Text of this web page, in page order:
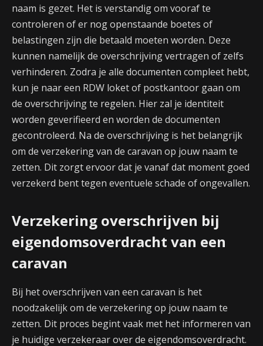
naam is gezet. Het is verstandig om vooraf te
controleren of er nog openstaande boetes of
belastingen zijn die betaald moeten worden. Deze
kunnen namelijk de overschrijving vertragen of zelfs
verhinderen. Zodra je alle documenten compleet hebt,
kun je naar een RDW loket of postkantoor gaan om
de overschrijving te regelen. Hier zal je identiteit
worden geverifieerd en worden de documenten
gecontroleerd. Na de overschrijving is het belangrijk
om de verzekering van de caravan op jouw naam te
zetten. Dit zorgt ervoor dat je vanaf dat moment goed
verzekerd bent tegen eventuele schade of ongevallen.
Verzekering overschrijven bij
eigendomsoverdracht van een
caravan
Bij het overschrijven van een caravan is het
noodzakelijk om de verzekering op jouw naam te
zetten. Dit proces begint vaak met het informeren van
je huidige verzekeraar over de eigendomsoverdracht.